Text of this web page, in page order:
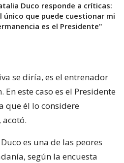
Duco responde a críticas:
único que puede cuestionar mi
es el Presidente"
se diría, es el entrenador
este caso es el Presidente
que él lo considere
acotó.
es una de las peores
según la encuesta